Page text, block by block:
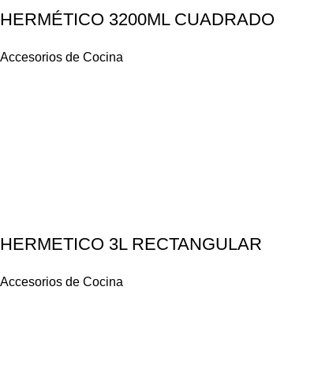
HERMÉTICO 3200ML CUADRADO
Accesorios de Cocina
HERMETICO 3L RECTANGULAR
Accesorios de Cocina